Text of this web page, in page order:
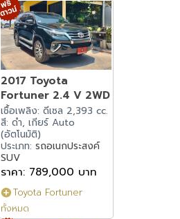
2017 Toyota
Fortuner 2.4 V 2WD
เชื้อเพลิง: ดีเซล 2,393 cc.
สี: ดำ, เกียร์ Auto
(อัตโนมัติ)
ประเภท: รถอเนกประสงค์
SUV
ราคา: 789,000 บาท
Toyota Fortuner
ทั้งหมด